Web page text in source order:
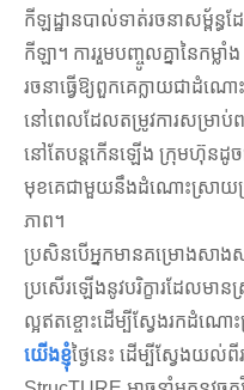
កីឡដ្ឋានបាល់ទាត់រចនាសម្ព័ន្ធ
កីឡា។ ការរួមបញ្ចូលគ្នានៃកម្ល
រចនាធ្វើឱ្យពួកគេក្លាយជាដំណ
នៅពេលដែលតម្រូវការសម្រាប់
នៅតែបន្តកើនឡើង ក្រុមហ៊ុនដូ
មុខគេជាមួយនឹងដំណោះស្រាយប្
ភាព។
ប្រសិនបើអ្នកមានគម្រោងសាង
ប្រសើរឡើងនូវបរិក្ខារដែលមា
ល្អឥតខ្ចោះដើម្បីស្វែងរកដំណោ
យើងខ្ញុំថ្ងៃនេះ ដើម្បីស្វែងយ